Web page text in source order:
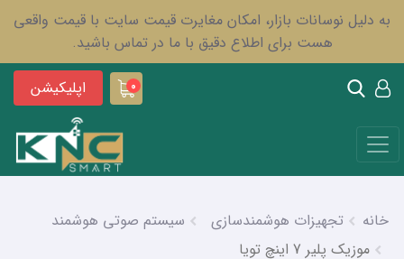
به دلیل نوسانات بازار، امکان مغایرت قیمت سایت با قیمت واقعی
هست برای اطلاع دقیق با ما در تماس باشید.
0 اپلیکیشن
خانه تجهیزات هوشمندسازی
سیستم صوتی هوشمند
موزیک پلیر 7 اینچ تویا